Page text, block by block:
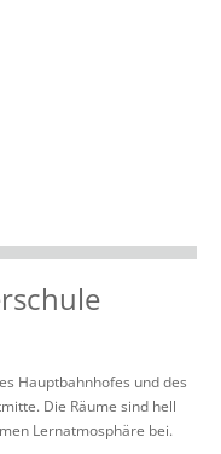
Hauptbahnhofes und des
Die Räume sind hell
Lernatmosphäre bei.